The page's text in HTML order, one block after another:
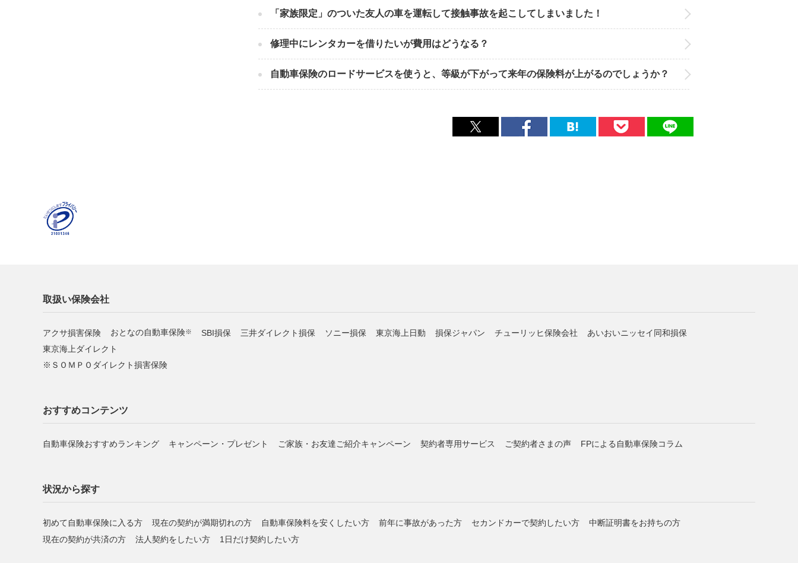
「家族限定」のついた友人の車を運転して接触事故を起こしてしまいました！
修理中にレンタカーを借りたいが費用はどうなる？
自動車保険のロードサービスを使うと、等級が下がって来年の保険料が上がるのでしょうか？
取扱い保険会社
アクサ損害保険 おとなの自動車保険※ SBI損保 三井ダイレクト損保 ソニー損保 東京海上日動 損保ジャパン チューリッヒ保険会社
あいおいニッセイ同和損保
東京海上ダイレクト
ＳＯＭＰＯダイレクト損害保険
おすすめコンテンツ
自動車保険おすすめランキング キャンペーン・プレゼント ご家族・お友達ご紹介キャンペーン 契約者専用サービス ご契約者さまの声 FPによる自動車保険コラム
状況から探す
初めて自動車保険に入る方 現在の契約が満期切れの方 自動車保険料を安くしたい方 前年に事故があった方 セカンドカーで契約したい方
中断証明書をお持ちの方
現在の契約が共済の方
法人契約をしたい方 1日だけ契約したい方